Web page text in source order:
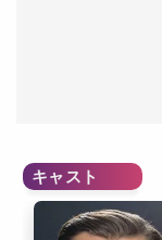
キャスト